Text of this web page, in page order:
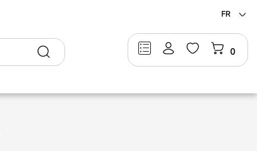
FR
0
Rechercher